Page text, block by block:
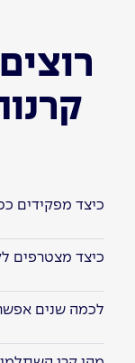
כיצד מפקידים
כיצד מצטרפים
לכמה שנים